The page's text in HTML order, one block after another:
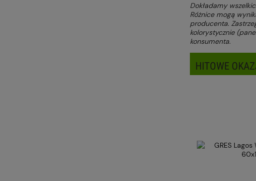
Dokładamy
Różnice mogą
producenta.
kolorystycznie
konsumenta.
HITOWE